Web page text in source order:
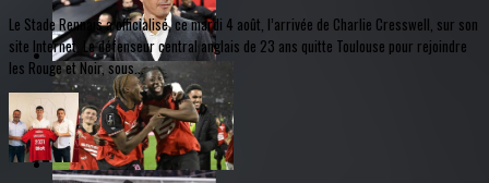
Le Stade Rennais a officialisé, ce mardi 4 août, l’arrivée de Charlie Cresswell, sur son
site Internet. Le défenseur central anglais de 23 ans quitte Toulouse pour rejoindre
les Rouge et Noir, sous...